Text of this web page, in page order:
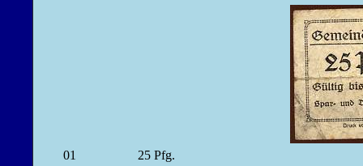
01 25 Pfg.